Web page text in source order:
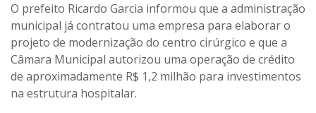
O prefeito Ricardo Garcia informou que a administração
municipal já contratou uma empresa para elaborar o
projeto de modernização do centro cirúrgico e que a
Câmara Municipal autorizou uma operação de crédito
de aproximadamente R$ 1,2 milhão para investimentos
na estrutura hospitalar.